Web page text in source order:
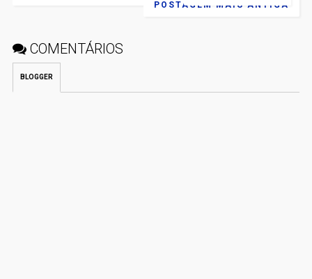
POSTAGEM MAIS ANTIGA
COMENTÁRIOS
BLOGGER